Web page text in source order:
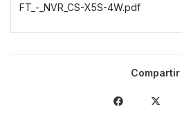
FT_-_NVR_CS-X5S-4W.pdf
Compartir